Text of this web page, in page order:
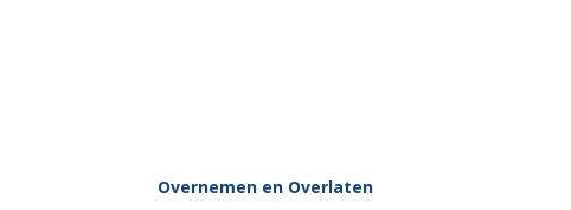
Overnemen en Overlaten